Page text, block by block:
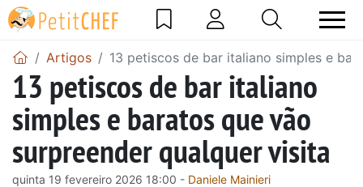
Artigos 13 petiscos de bar italiano simples e
13 petiscos de bar italiano
simples e baratos que vão
surpreender qualquer visita
quinta 19 fevereiro 2026 18:00 - Daniele Mainieri